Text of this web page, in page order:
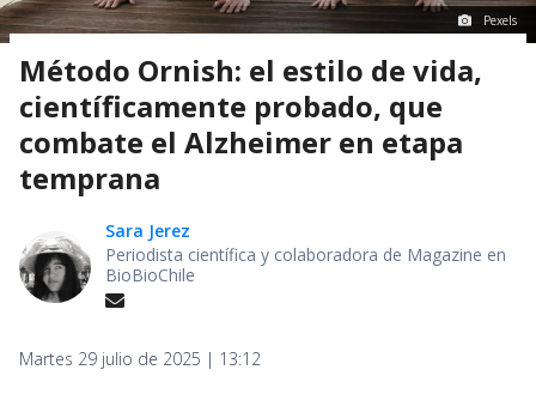
Pexels
Método Ornish: el estilo de vida,
científicamente probado, que
combate el Alzheimer en etapa
temprana
Sara Jerez
Periodista científica y colaboradora de Magazine en
BioBioChile
Martes 29 julio de 2025 | 13:12